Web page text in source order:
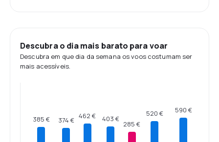
Descubra o dia mais barato para voar
Descubra em que dia da semana os voos costumam ser
mais acessíveis.
385 € 374 € 462 € 403 €
285 €
520 € 590 €